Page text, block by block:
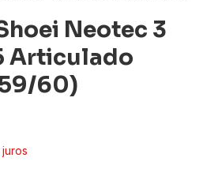
Neotec 3
Articulado
60)